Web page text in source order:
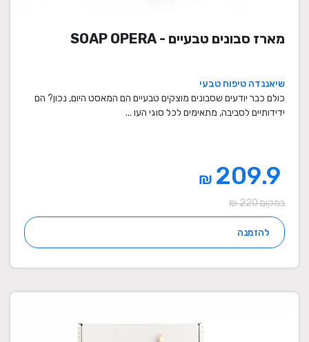
מארז סבונים טבעיים - SOAP OPERA
שיאננדה טיפוח טבעי
כולם כבר יודעים שסבונים מוצקים טבעיים הם המאסט היום, נכון? הם
ידידותיים לסביבה, מתאימים לכל סוגי העו ...
209.9
₪
במקום 220 ₪
להזמנה